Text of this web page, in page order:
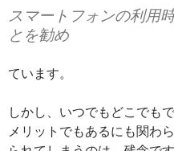
スマートフォンの利用
とを勧め
ています。
しかし、いつでもどこでも
メリットでもあるにも関わ